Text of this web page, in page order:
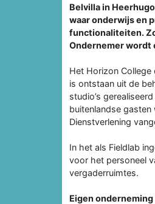
Belvilla in
waar onderwijs en
functionaliteiten.
Ondernemer wordt
Het Horizon College
is ontstaan uit de
studio’s
buitenlandse
Dienstverlening
In het als Fieldlab
voor het personeel
vergaderruimtes.
Eigen